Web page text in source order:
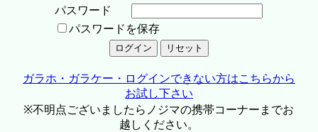
パスワード
パスワードを保存
ガラホ・ガラケー・ログインできない方はこちらから
お試し下さい
※不明点ございましたらノジマの携帯コーナーまでお
越しください。